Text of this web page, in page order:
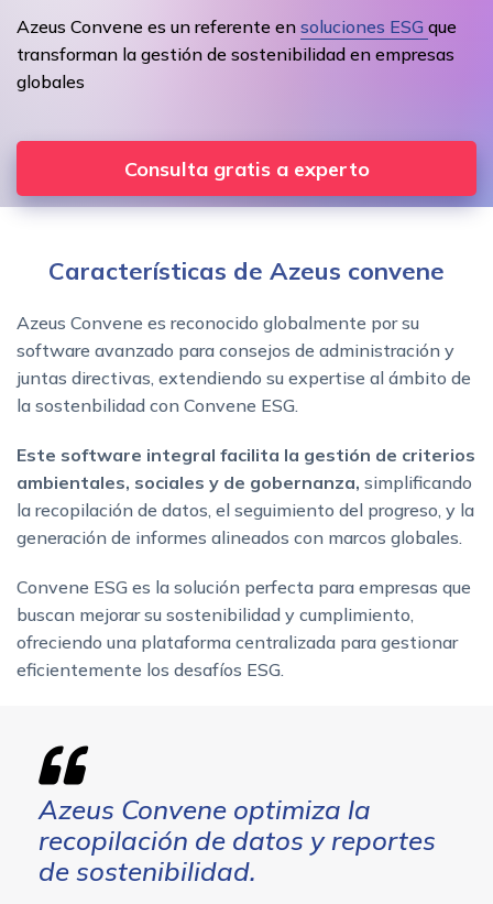
Azeus Convene es un referente en soluciones ESG que
transforman la gestión de sostenibilidad en empresas
globales
Consulta gratis a experto
Características de Azeus convene
Azeus Convene es reconocido globalmente por su
software avanzado para consejos de administración y
juntas directivas, extendiendo su expertise al ámbito de
la sostenbilidad con Convene ESG.
Este software integral facilita la gestión de criterios
ambientales, sociales y de gobernanza, simplificando
la recopilación de datos, el seguimiento del progreso, y la
generación de informes alineados con marcos globales.
Convene ESG es la solución perfecta para empresas que
buscan mejorar su sostenibilidad y cumplimiento,
ofreciendo una plataforma centralizada para gestionar
eficientemente los desafíos ESG.
Azeus Convene optimiza la
recopilación de datos y reportes
de sostenibilidad.